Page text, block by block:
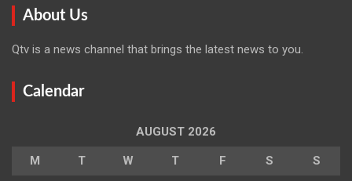
About Us
Qtv is a news channel that brings the latest news to you.
Calendar
AUGUST 2026
M T W T F S S